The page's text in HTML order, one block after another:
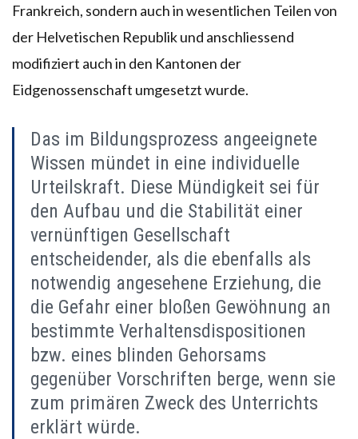
Frankreich, sondern auch in wesentlichen Teilen von
der Helvetischen Republik und anschliessend
modifiziert auch in den Kantonen der
Eidgenossenschaft umgesetzt wurde.
Das im Bildungsprozess angeeignete
Wissen mündet in eine individuelle
Urteilskraft. Diese Mündigkeit sei für
den Aufbau und die Stabilität einer
vernünftigen Gesellschaft
entscheidender, als die ebenfalls als
notwendig angesehene Erziehung, die
die Gefahr einer bloßen Gewöhnung an
bestimmte Verhaltensdispositionen
bzw. eines blinden Gehorsams
gegenüber Vorschriften berge, wenn sie
zum primären Zweck des Unterrichts
erklärt würde.